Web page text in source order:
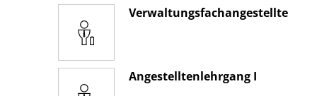
Verwaltungsfachangestellte
Angestelltenlehrgang I